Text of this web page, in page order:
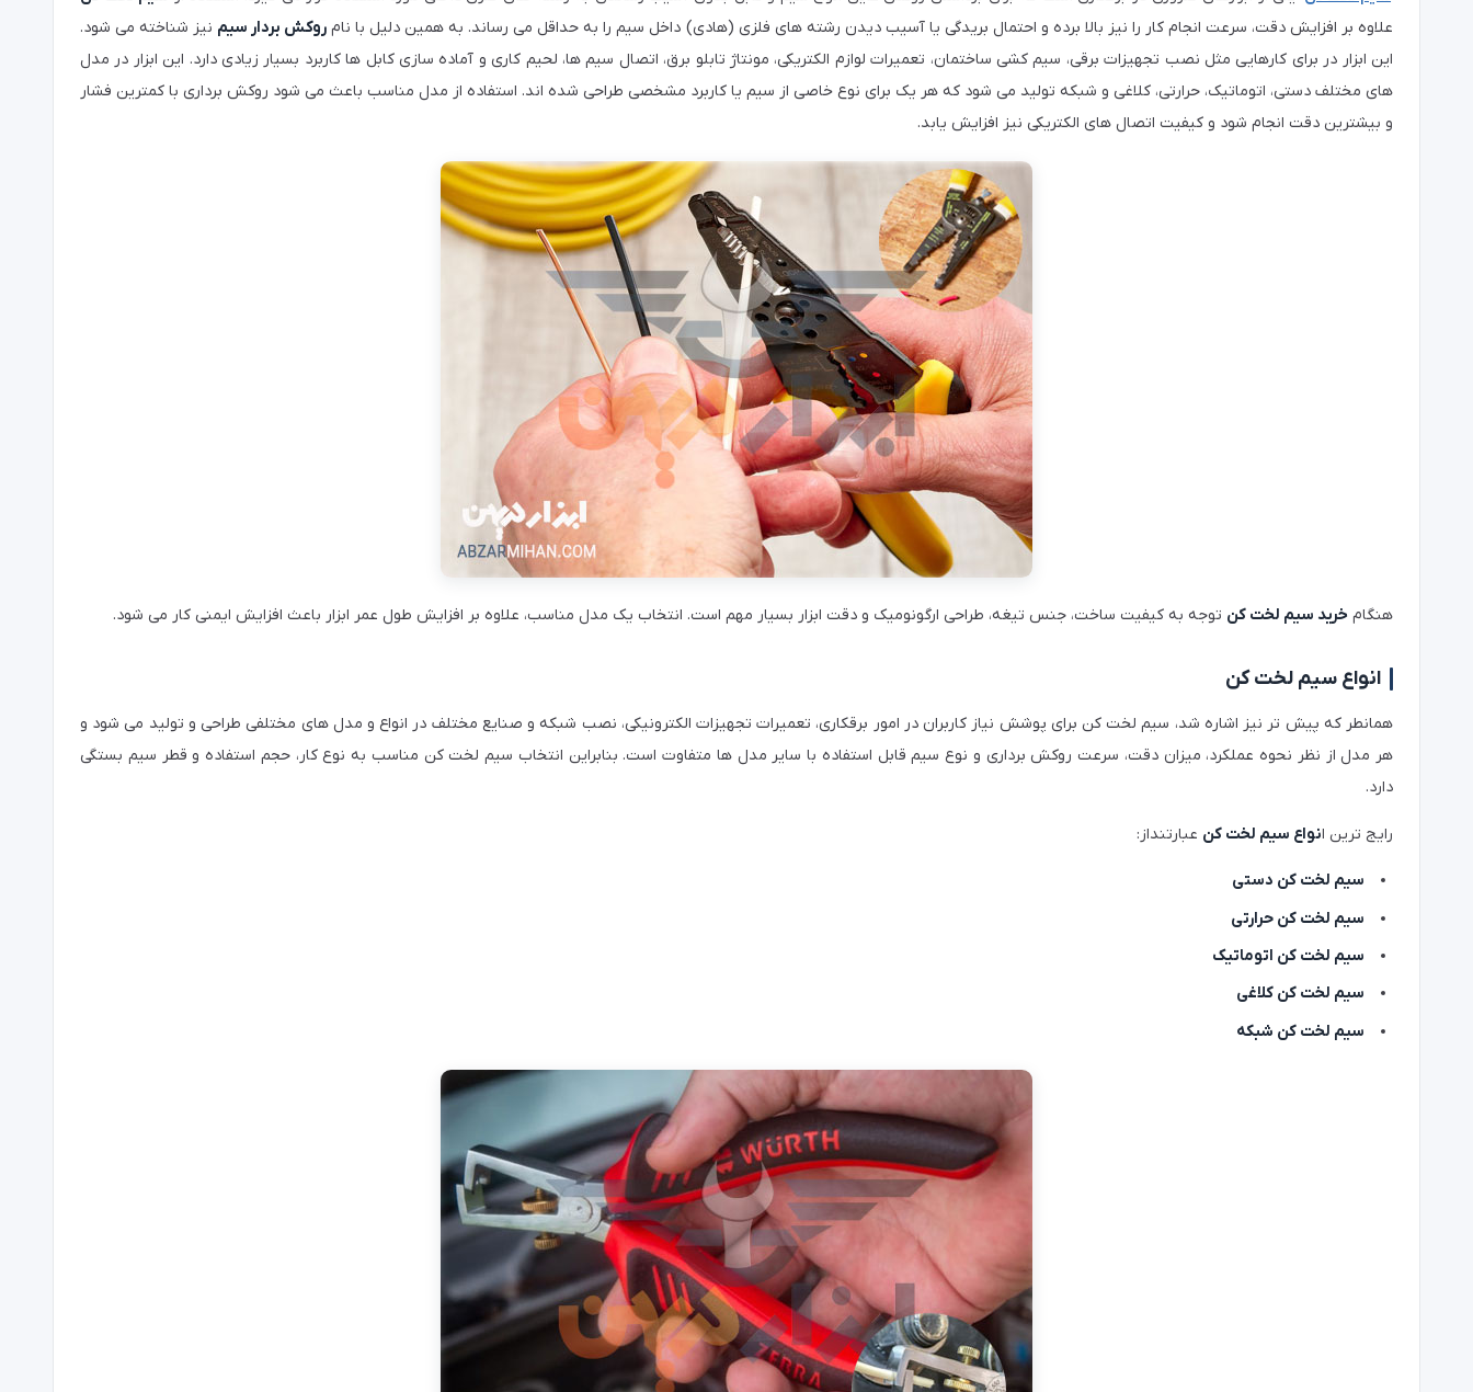
علاوه بر افزایش دقت، سرعت انجام کار را نیز بالا برده و احتمال بریدگی یا آسیب دیدن رشته های فلزی (هادی) داخل سیم را به حداقل می‌ رساند. به همین دلیل با نام روکش‌ بردار سیم نیز شناخته می‌ شود.
این ابزار در برای کارهایی مثل نصب تجهیزات برقی، سیم‌ کشی ساختمان، تعمیرات لوازم الکتریکی، مونتاژ تابلو برق، اتصال سیم‌ ها، لحیم‌ کاری و آماده‌ سازی کابل‌ ها کاربرد بسیار زیادی دارد. این ابزار در مدل‌
های مختلف دستی، اتوماتیک، حرارتی، کلاغی و شبکه تولید می‌ شود که هر یک برای نوع خاصی از سیم یا کاربرد مشخصی طراحی شده‌ اند. استفاده از مدل مناسب باعث می‌ شود روکش‌ برداری با کمترین فشار
و بیشترین دقت انجام شود و کیفیت اتصال‌ های الکتریکی نیز افزایش یابد.
هنگام خرید سیم لخت کن توجه به کیفیت ساخت، جنس تیغه، طراحی ارگونومیک و دقت ابزار بسیار مهم است. انتخاب یک مدل مناسب، علاوه بر افزایش طول عمر ابزار باعث افزایش ایمنی کار می شود.
انواع سیم لخت کن
همانطر که پیش تر نیز اشاره شد، سیم لخت کن برای پوشش نیاز کاربران در امور برقکاری، تعمیرات تجهیزات الکترونیکی، نصب شبکه و صنایع مختلف در انواع و مدل های مختلفی طراحی و تولید می شود و
هر مدل از نظر نحوه عملکرد، میزان دقت، سرعت روکش برداری و نوع سیم قابل استفاده با سایر مدل ها متفاوت است. بنابراین انتخاب سیم لخت کن مناسب به نوع کار، حجم استفاده و قطر سیم بستگی
دارد.
رایج‌ ترین انواع سیم لخت کن عبارتنداز:
سیم لخت کن دستی
سیم لخت کن حرارتی
سیم لخت کن اتوماتیک
سیم لخت کن کلاغی
سیم لخت کن شبکه